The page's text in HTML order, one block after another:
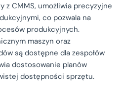
z CMMS, umożliwia precyzyjne
co pozwala na
produkcyjnych.
maszyn oraz
są dostępne dla zespołów
dostosowanie planów
dostępności sprzętu.